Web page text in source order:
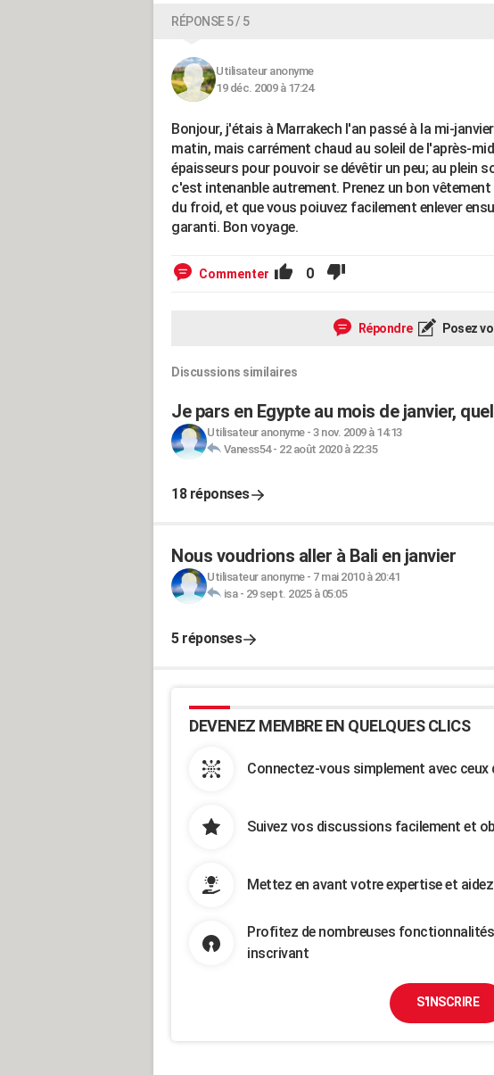
RÉPONSE 5 / 5
Utilisateur anonyme
19 déc. 2009 à 17:24
Bonjour, j'étais à Marrakech l'an passé à la mi-
matin, mais carrément chaud au soleil de l'après-
épaisseurs pour pouvoir se dévêtir un peu; au plein
c'est intenanble autrement. Prenez un bon
du froid, et que vous poiuvez facilement enlever
garanti. Bon voyage.
Commenter 0
Répondre Posez
Discussions similaires
Je pars en Egypte au mois de janvier,
Utilisateur anonyme- 3 nov. 2009 à 14:13
Vaness54- 22 août 2020 à 22:35
18 réponses
Nous voudrions aller à Bali en janvier
Utilisateur anonyme- 7 mai 2010 à 20:41
isa- 29 sept. 2025 à 05:05
5 réponses
DEVENEZ MEMBRE EN QUELQUES CLICS
Connectez-vous simplement avec
Suivez vos discussions facilement et
Mettez en avant votre expertise et
Profitez de nombreuses
inscrivant
S'INSCRIRE